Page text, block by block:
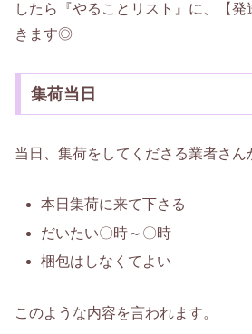
したら『やることリスト』に、【
きます◎
集荷当日
当日、集荷をしてくださる業者さん
本日集荷に来て下さる
だいたい〇時～〇時
梱包はしなくてよい
このような内容を言われます。